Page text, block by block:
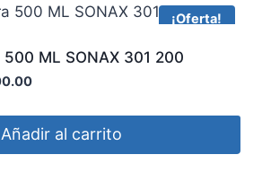
¡Oferta!
ML SONAX 301 200
Añadir al carrito